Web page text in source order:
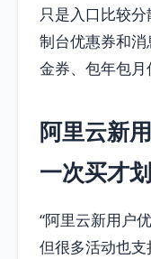
只是入口比较
制台优惠券和
金券、包年包月
阿里云新
一次买才
“阿里云新用户
但很多活动也支